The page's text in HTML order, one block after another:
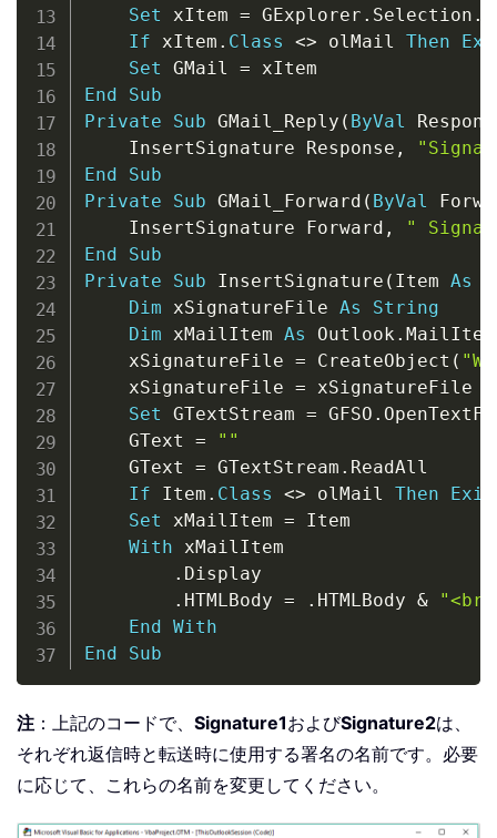
Set xItem = GExplorer . Selection .
If xItem . Class <> olMail Then
Set GMail =
End
Sub
Private
Sub GMail_Reply ( ByVal
    InsertSignature Response
,
End
Sub
Private
Sub GMail_Forward ( ByVal
    InsertSignature Forward
,
"
End
Sub
Private
Sub InsertSignature ( Item As
Dim xSignatureFile As
String
Dim xMailItem As Outlook . MailItem
    xSignatureFile
= CreateObject (
    xSignatureFile
= xSignatureFile
Set GTextStream = GFSO .
    GText
=
""
    GText
= GTextStream . ReadAll
If Item . Class <> olMail Then
Exit
Set xMailItem = Item
With xMailItem
. Display
. HTMLBody = . HTMLBody &
End
With
End
Sub
注 ：上記のコードで、 Signature1およびSignature2は、
それぞれ返信時と転送時に使用する署名の名前です。必要
に応じて、これらの名前を変更してください。